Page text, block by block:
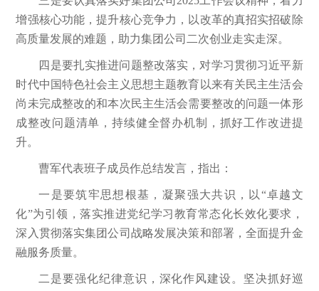
增强核心功能，提升核心竞争力，以改革的真招实招破除
高质量发展的难题，助力集团公司二次创业走实走深。
四是要扎实推进问题整改落实，对学习贯彻习近平新
时代中国特色社会主义思想主题教育以来有关民主生活会
尚未完成整改的和本次民主生活会需要整改的问题一体形
成整改问题清单，持续健全督办机制，抓好工作改进提
升。
曹军代表班子成员作总结发言，指出：
一是要筑牢思想根基，凝聚强大共识，以“卓越文
化”为引领，落实推进党纪学习教育常态化长效化要求，
深入贯彻落实集团公司战略发展决策和部署，全面提升金
融服务质量。
二是要强化纪律意识，深化作风建设。坚决抓好巡